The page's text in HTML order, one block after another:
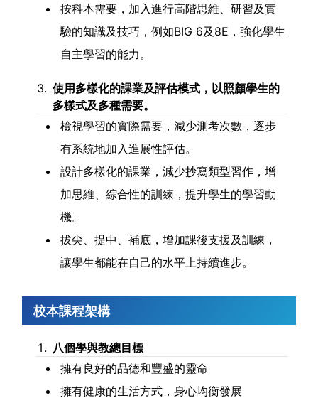
按科本需要，加入進行高階思維、研習及實
驗的知識及技巧，例如BIG 6及8E，強化學生
自主學習的能力。
使用多樣化的課業及評估模式，以照顧學生的
多樣式及多種需要。
檢視學習的實際需要，減少測考次數，逐步
有系統地加入進展性評估。
設計多樣化的課業，減少抄寫類型習作，增
加思維、綜合性的訓練，提升學生的學習動
機。
拔尖、提中、補底，增加課後支援及訓練，
讓學生都能在自己的水平上持續進步。
校本課程架構
八個學與教總目標
擁有良好的品德和豐盛的靈命
擁有健康的生活方式，身心均衡發展